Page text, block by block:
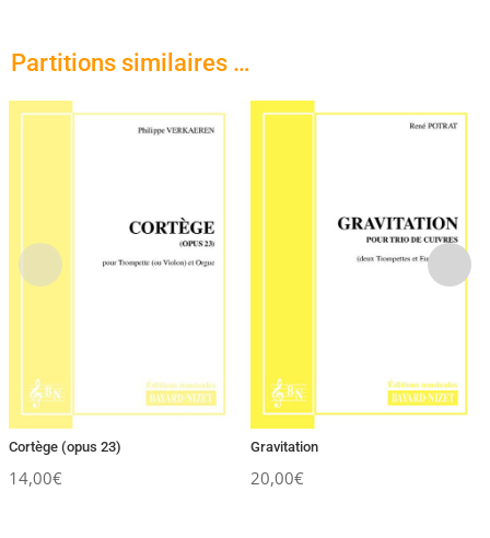
Partitions similaires …
Cortège (opus 23)
14,00€
Gravitation
20,00€